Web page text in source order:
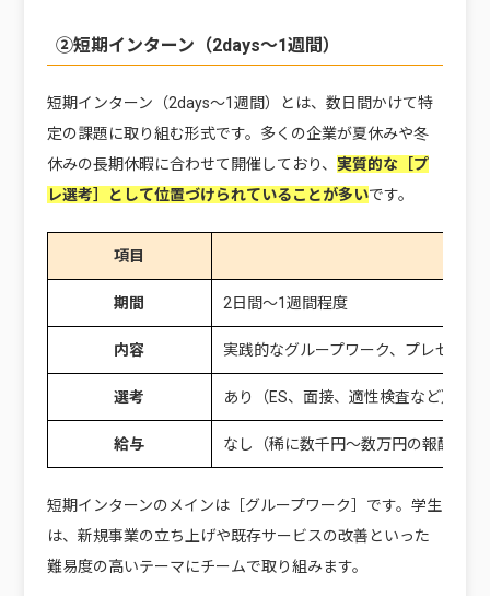
②短期インターン（2days〜1週間）
短期インターン（2days〜1週間）とは、数日間かけて特
定の課題に取り組む形式です。多くの企業が夏休みや冬
休みの長期休暇に合わせて開催しており、 実質的な［プ
レ選考］として位置づけられていることが多いです。
項目
期間 2日間〜1週間程度
内容 実践的なグループワーク、プレゼン、
選考 あり（ES、面接、適性検査など）
給与 なし（稀に数千円〜数万円の報酬あり
短期インターンのメインは［グループワーク］です。学生
は、新規事業の立ち上げや既存サービスの改善といった
難易度の高いテーマにチームで取り組みます。